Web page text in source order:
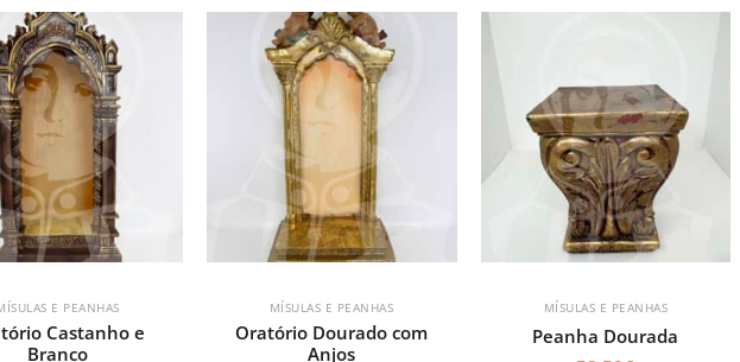
E PEANHAS
Castanho e
Branco
MÍSULAS E PEANHAS
Oratório Dourado com
Anjos
MÍSULAS E PEANHAS
Peanha Dourada